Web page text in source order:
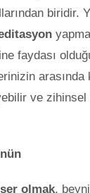
biridir.
faydası
arasında
ve
olmak,